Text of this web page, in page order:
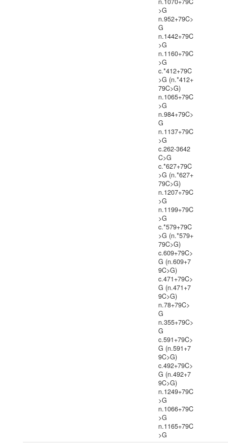
>G
n.952+79C>
G
n.1442+79C
>G
n.1160+79C
>G
c.*412+79C
>G (n.*412+
79C>G)
n.1065+79C
>G
n.984+79C>
G
n.1137+79C
>G
c.262-3642
C>G
c.*627+79C
>G (n.*627+
79C>G)
n.1207+79C
>G
n.1199+79C
>G
c.*579+79C
>G (n.*579+
79C>G)
c.609+79C>
G (n.609+7
9C>G)
c.471+79C>
G (n.471+7
9C>G)
n.78+79C>
G
n.355+79C>
G
c.591+79C>
G (n.591+7
9C>G)
c.492+79C>
G (n.492+7
9C>G)
n.1249+79C
>G
n.1066+79C
>G
n.1165+79C
>G